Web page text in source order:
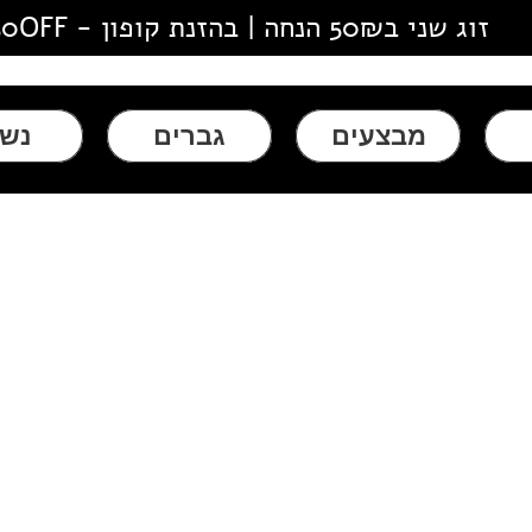
זוג שני ב50₪ הנחה | בהזנת קופון - 50OFF
מבצעים גברים